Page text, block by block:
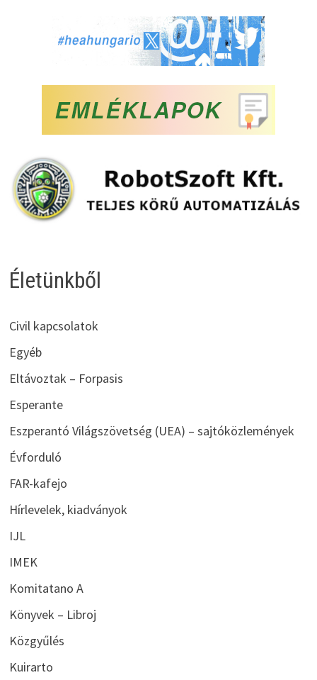
Életünkből
Civil kapcsolatok
Egyéb
Eltávoztak – Forpasis
Esperante
Eszperantó Világszövetség (UEA) – sajtóközlemények
Évforduló
FAR-kafejo
Hírlevelek, kiadványok
IJL
IMEK
Komitatano A
Könyvek – Libroj
Közgyűlés
Kuirarto